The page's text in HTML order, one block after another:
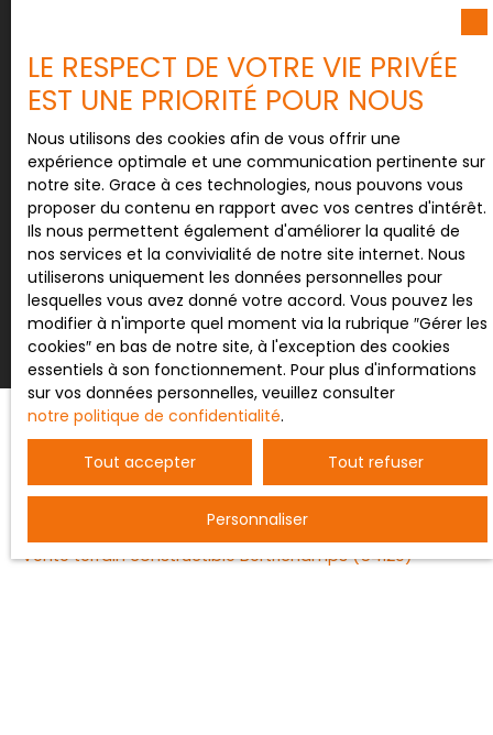
Société Worldline, Service Bloctel, CS 61311, 41013
BLOIS CEDEX.
données personnelles, veuillez consulter notre
politique de confidentialité .
Recevoir des annonces
JE RECHERCHE UN BIEN
Vente entrepôt Nancy (54000)
Vente terrain constructible Bertrichamps (54120)
LE RESPECT DE VOTRE VIE PRIVÉE
EST UNE PRIORITÉ POUR NOUS
Nous utilisons des cookies afin de vous offrir une
expérience optimale et une communication pertinente sur
notre site. Grace à ces technologies, nous pouvons vous
proposer du contenu en rapport avec vos centres d'intérêt.
Ils nous permettent également d'améliorer la qualité de
nos services et la convivialité de notre site internet. Nous
utiliserons uniquement les données personnelles pour
lesquelles vous avez donné votre accord. Vous pouvez les
modifier à n'importe quel moment via la rubrique ″Gérer les
cookies″ en bas de notre site, à l'exception des cookies
essentiels à son fonctionnement. Pour plus d'informations
sur vos données personnelles, veuillez consulter
notre politique de confidentialité.
Tout accepter Tout refuser
Personnaliser